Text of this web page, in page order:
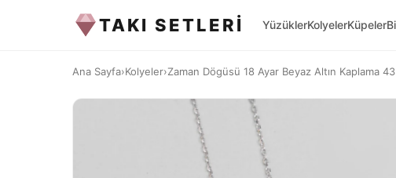
TAKI SETLERİ YüzüklerKolyelerKüpeler
Ana Sayfa›Kolyeler›Zaman Dögüsü 18 Ayar Beyaz Altın Kaplama